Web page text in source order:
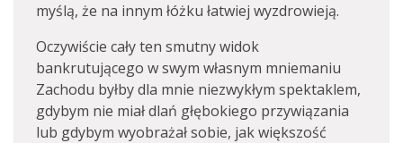
myślą, że na innym łóżku łatwiej wyzdrowieją.
Oczywiście cały ten smutny widok
bankrutującego w swym własnym mniemaniu
Zachodu byłby dla mnie niezwykłym spektaklem,
gdybym nie miał dlań głębokiego przywiązania
lub gdybym wyobrażał sobie, jak większość